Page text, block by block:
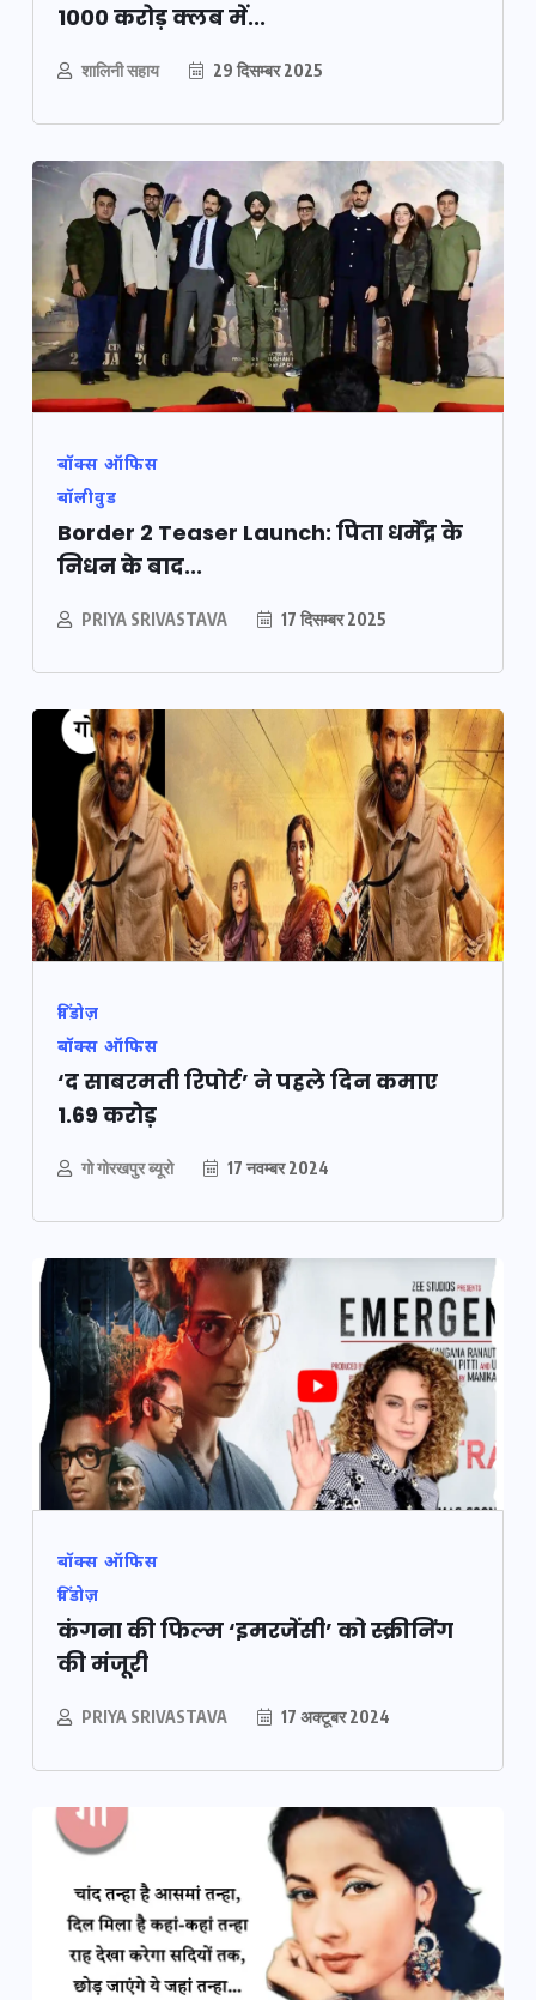
1000 करोड़ क्लब में...
शालिनी सहाय 29 दिसम्बर 2025
बॉक्स ऑफिस
बॉलीवुड
Border 2 Teaser Launch: पिता धर्मेंद्र के
निधन के बाद...
PRIYA SRIVASTAVA 17 दिसम्बर 2025
विंडोज़
बॉक्स ऑफिस
‘द साबरमती रिपोर्ट’ ने पहले दिन कमाए
1.69 करोड़
गो गोरखपुर ब्यूरो 17 नवम्बर 2024
बॉक्स ऑफिस
विंडोज़
कंगना की फिल्म ‘इमरजेंसी’ को स्क्रीनिंग
की मंजूरी
PRIYA SRIVASTAVA 17 अक्टूबर 2024